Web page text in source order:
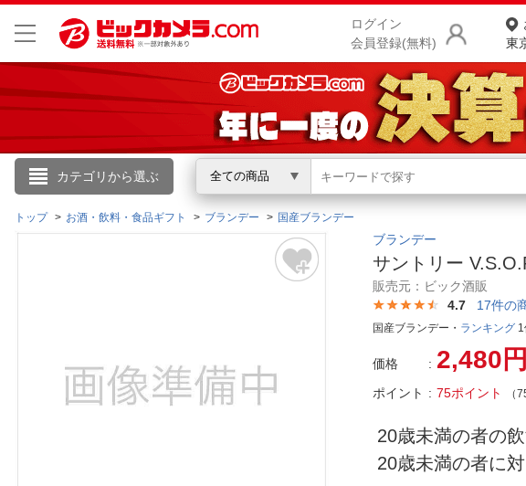
ログイン
会員登録(無料)
東
カテゴリから選ぶ 全ての商品
こんにちは
ログイン
閲覧履歴
商品
ランキ
ご利用
ご利用規
トップ お酒・飲料・食品ギフト ブランデー 国産ブランデー
ブランデー
サントリー
販売元：ビック酒販
4.7
17件の
国産ブランデー・ ランキング
価格 2,480円
ポイント
75ポイント （
20歳未満の者の
20歳未満の者に